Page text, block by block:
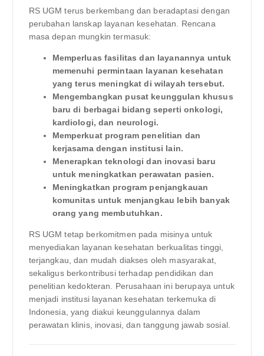
RS UGM terus berkembang dan beradaptasi dengan
perubahan lanskap layanan kesehatan. Rencana
masa depan mungkin termasuk:
Memperluas fasilitas dan layanannya untuk
memenuhi permintaan layanan kesehatan
yang terus meningkat di wilayah tersebut.
Mengembangkan pusat keunggulan khusus
baru di berbagai bidang seperti onkologi,
kardiologi, dan neurologi.
Memperkuat program penelitian dan
kerjasama dengan institusi lain.
Menerapkan teknologi dan inovasi baru
untuk meningkatkan perawatan pasien.
Meningkatkan program penjangkauan
komunitas untuk menjangkau lebih banyak
orang yang membutuhkan.
RS UGM tetap berkomitmen pada misinya untuk
menyediakan layanan kesehatan berkualitas tinggi,
terjangkau, dan mudah diakses oleh masyarakat,
sekaligus berkontribusi terhadap pendidikan dan
penelitian kedokteran. Perusahaan ini berupaya untuk
menjadi institusi layanan kesehatan terkemuka di
Indonesia, yang diakui keunggulannya dalam
perawatan klinis, inovasi, dan tanggung jawab sosial.